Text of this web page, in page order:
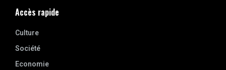
Accès rapide
Culture
Société
Economie